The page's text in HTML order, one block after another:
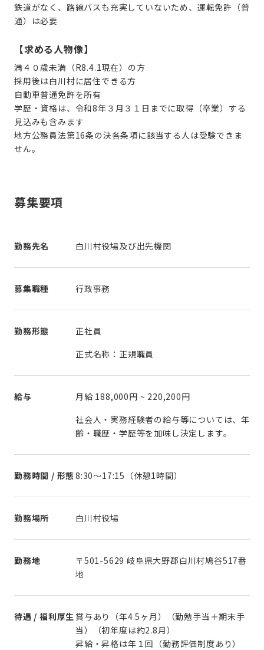
鉄道がなく、路線バスも充実していないため、運転免許（普
通）は必要
【求める人物像】
満４０歳未満（R8.4.1現在）の方
採用後は白川村に居住できる方
自動車普通免許を所有
学歴・資格は、令和8年３月３１日までに取得（卒業）する
見込みも含みます
地方公務員法第16条の決各条項に該当する人は受験できま
募集要項
勤務先名 白川村役場及び出先機関
募集職種 行政事務
勤務形態
正社員
正式名称：正規職員
給与 月給 188,000円 ~ 220,200円
社会人・実務経験者の給与等については、年
齢・職歴・学歴等を加味し決定します。
勤務時間 / 形態8:30～17:15（休憩1時間）
勤務場所 白川村役場
勤務地
〒501-5629 岐阜県大野郡白川村鳩谷517番
地
待遇 / 福利厚生 賞与あり（年4.5ヶ月）（勤勉手当＋期末手
当）（初年度は約2.8月）
昇給・昇格は年１回（勤務評価制度あり）